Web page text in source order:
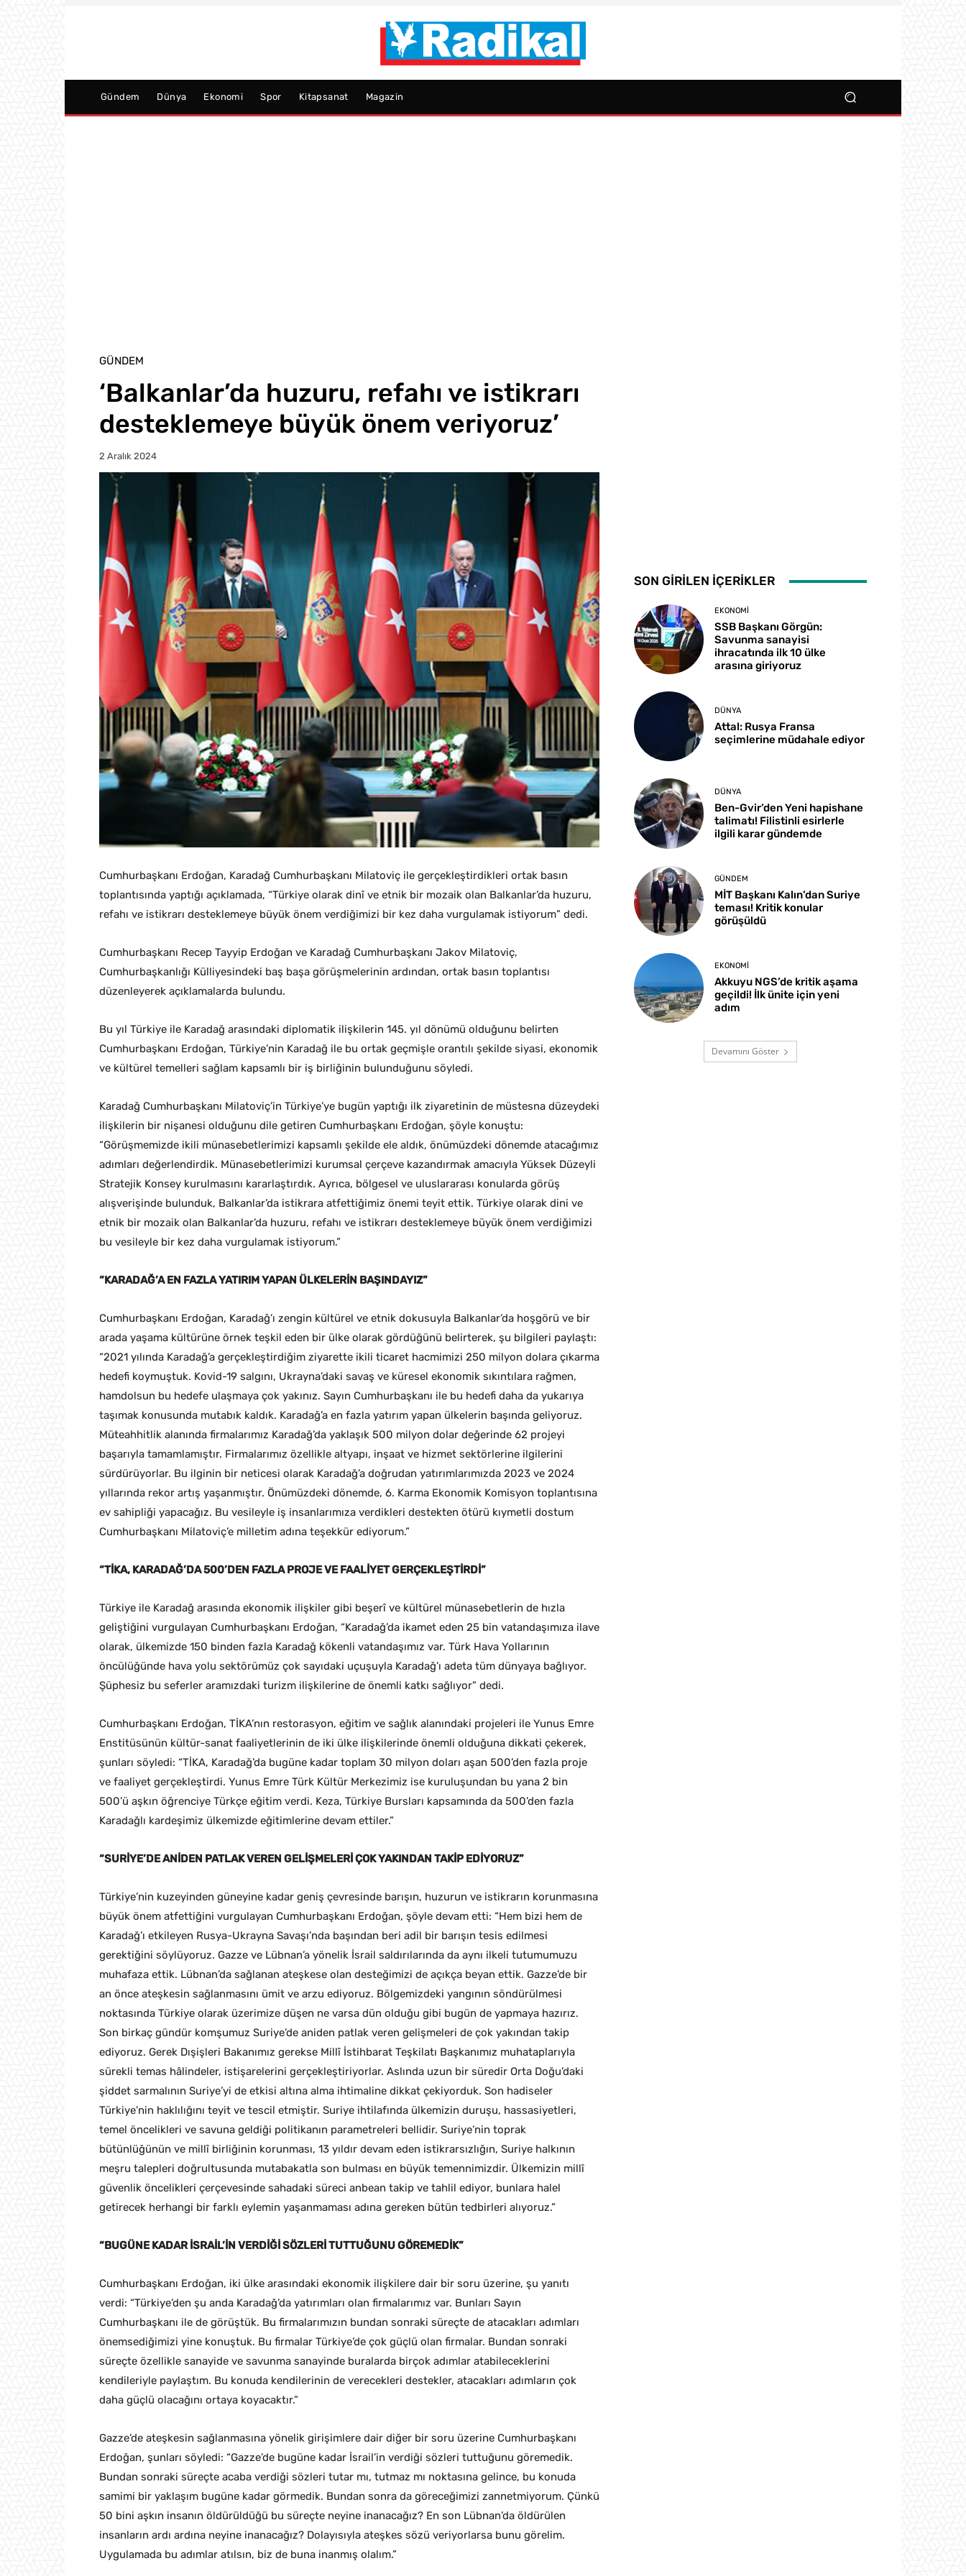
Gündem Dünya Ekonomi Spor Kitapsanat Magazin
GÜNDEM
‘Balkanlar’da huzuru, refahı ve istikrarı
desteklemeye büyük önem veriyoruz’
2 Aralık 2024
Cumhurbaşkanı Erdoğan, Karadağ Cumhurbaşkanı Milatoviç ile gerçekleştirdikleri ortak basın
toplantısında yaptığı açıklamada, “Türkiye olarak dinî ve etnik bir mozaik olan Balkanlar’da huzuru,
refahı ve istikrarı desteklemeye büyük önem verdiğimizi bir kez daha vurgulamak istiyorum” dedi.
Cumhurbaşkanı Recep Tayyip Erdoğan ve Karadağ Cumhurbaşkanı Jakov Milatoviç,
Cumhurbaşkanlığı Külliyesindeki baş başa görüşmelerinin ardından, ortak basın toplantısı
düzenleyerek açıklamalarda bulundu.
Bu yıl Türkiye ile Karadağ arasındaki diplomatik ilişkilerin 145. yıl dönümü olduğunu belirten
Cumhurbaşkanı Erdoğan, Türkiye’nin Karadağ ile bu ortak geçmişle orantılı şekilde siyasi, ekonomik
ve kültürel temelleri sağlam kapsamlı bir iş birliğinin bulunduğunu söyledi.
Karadağ Cumhurbaşkanı Milatoviç’in Türkiye’ye bugün yaptığı ilk ziyaretinin de müstesna düzeydeki
ilişkilerin bir nişanesi olduğunu dile getiren Cumhurbaşkanı Erdoğan, şöyle konuştu:
“Görüşmemizde ikili münasebetlerimizi kapsamlı şekilde ele aldık, önümüzdeki dönemde atacağımız
adımları değerlendirdik. Münasebetlerimizi kurumsal çerçeve kazandırmak amacıyla Yüksek Düzeyli
Stratejik Konsey kurulmasını kararlaştırdık. Ayrıca, bölgesel ve uluslararası konularda görüş
alışverişinde bulunduk, Balkanlar’da istikrara atfettiğimiz önemi teyit ettik. Türkiye olarak dini ve
etnik bir mozaik olan Balkanlar’da huzuru, refahı ve istikrarı desteklemeye büyük önem verdiğimizi
bu vesileyle bir kez daha vurgulamak istiyorum.”
“KARADAĞ’A EN FAZLA YATIRIM YAPAN ÜLKELERİN BAŞINDAYIZ”
Cumhurbaşkanı Erdoğan, Karadağ’ı zengin kültürel ve etnik dokusuyla Balkanlar’da hoşgörü ve bir
arada yaşama kültürüne örnek teşkil eden bir ülke olarak gördüğünü belirterek, şu bilgileri paylaştı:
“2021 yılında Karadağ’a gerçekleştirdiğim ziyarette ikili ticaret hacmimizi 250 milyon dolara çıkarma
hedefi koymuştuk. Kovid-19 salgını, Ukrayna’daki savaş ve küresel ekonomik sıkıntılara rağmen,
hamdolsun bu hedefe ulaşmaya çok yakınız. Sayın Cumhurbaşkanı ile bu hedefi daha da yukarıya
taşımak konusunda mutabık kaldık. Karadağ’a en fazla yatırım yapan ülkelerin başında geliyoruz.
Müteahhitlik alanında firmalarımız Karadağ’da yaklaşık 500 milyon dolar değerinde 62 projeyi
başarıyla tamamlamıştır. Firmalarımız özellikle altyapı, inşaat ve hizmet sektörlerine ilgilerini
sürdürüyorlar. Bu ilginin bir neticesi olarak Karadağ’a doğrudan yatırımlarımızda 2023 ve 2024
yıllarında rekor artış yaşanmıştır. Önümüzdeki dönemde, 6. Karma Ekonomik Komisyon toplantısına
ev sahipliği yapacağız. Bu vesileyle iş insanlarımıza verdikleri destekten ötürü kıymetli dostum
Cumhurbaşkanı Milatoviç’e milletim adına teşekkür ediyorum.”
“TİKA, KARADAĞ’DA 500’DEN FAZLA PROJE VE FAALİYET GERÇEKLEŞTİRDİ”
Türkiye ile Karadağ arasında ekonomik ilişkiler gibi beşerî ve kültürel münasebetlerin de hızla
geliştiğini vurgulayan Cumhurbaşkanı Erdoğan, “Karadağ’da ikamet eden 25 bin vatandaşımıza ilave
olarak, ülkemizde 150 binden fazla Karadağ kökenli vatandaşımız var. Türk Hava Yollarının
öncülüğünde hava yolu sektörümüz çok sayıdaki uçuşuyla Karadağ’ı adeta tüm dünyaya bağlıyor.
Şüphesiz bu seferler aramızdaki turizm ilişkilerine de önemli katkı sağlıyor” dedi.
Cumhurbaşkanı Erdoğan, TİKA’nın restorasyon, eğitim ve sağlık alanındaki projeleri ile Yunus Emre
Enstitüsünün kültür-sanat faaliyetlerinin de iki ülke ilişkilerinde önemli olduğuna dikkati çekerek,
şunları söyledi: “TİKA, Karadağ’da bugüne kadar toplam 30 milyon doları aşan 500’den fazla proje
ve faaliyet gerçekleştirdi. Yunus Emre Türk Kültür Merkezimiz ise kuruluşundan bu yana 2 bin
500’ü aşkın öğrenciye Türkçe eğitim verdi. Keza, Türkiye Bursları kapsamında da 500’den fazla
Karadağlı kardeşimiz ülkemizde eğitimlerine devam ettiler.”
“SURİYE’DE ANİDEN PATLAK VEREN GELİŞMELERİ ÇOK YAKINDAN TAKİP EDİYORUZ”
Türkiye’nin kuzeyinden güneyine kadar geniş çevresinde barışın, huzurun ve istikrarın korunmasına
büyük önem atfettiğini vurgulayan Cumhurbaşkanı Erdoğan, şöyle devam etti: “Hem bizi hem de
Karadağ’ı etkileyen Rusya-Ukrayna Savaşı’nda başından beri adil bir barışın tesis edilmesi
gerektiğini söylüyoruz. Gazze ve Lübnan’a yönelik İsrail saldırılarında da aynı ilkeli tutumumuzu
muhafaza ettik. Lübnan’da sağlanan ateşkese olan desteğimizi de açıkça beyan ettik. Gazze’de bir
an önce ateşkesin sağlanmasını ümit ve arzu ediyoruz. Bölgemizdeki yangının söndürülmesi
noktasında Türkiye olarak üzerimize düşen ne varsa dün olduğu gibi bugün de yapmaya hazırız.
Son birkaç gündür komşumuz Suriye’de aniden patlak veren gelişmeleri de çok yakından takip
ediyoruz. Gerek Dışişleri Bakanımız gerekse Millî İstihbarat Teşkilatı Başkanımız muhataplarıyla
sürekli temas hâlindeler, istişarelerini gerçekleştiriyorlar. Aslında uzun bir süredir Orta Doğu’daki
şiddet sarmalının Suriye’yi de etkisi altına alma ihtimaline dikkat çekiyorduk. Son hadiseler
Türkiye’nin haklılığını teyit ve tescil etmiştir. Suriye ihtilafında ülkemizin duruşu, hassasiyetleri,
temel öncelikleri ve savuna geldiği politikanın parametreleri bellidir. Suriye’nin toprak
bütünlüğünün ve millî birliğinin korunması, 13 yıldır devam eden istikrarsızlığın, Suriye halkının
meşru talepleri doğrultusunda mutabakatla son bulması en büyük temennimizdir. Ülkemizin millî
güvenlik öncelikleri çerçevesinde sahadaki süreci anbean takip ve tahlil ediyor, bunlara halel
getirecek herhangi bir farklı eylemin yaşanmaması adına gereken bütün tedbirleri alıyoruz.”
“BUGÜNE KADAR İSRAİL’İN VERDİĞİ SÖZLERİ TUTTUĞUNU GÖREMEDİK”
Cumhurbaşkanı Erdoğan, iki ülke arasındaki ekonomik ilişkilere dair bir soru üzerine, şu yanıtı
verdi: “Türkiye’den şu anda Karadağ’da yatırımları olan firmalarımız var. Bunları Sayın
Cumhurbaşkanı ile de görüştük. Bu firmalarımızın bundan sonraki süreçte de atacakları adımları
önemsediğimizi yine konuştuk. Bu firmalar Türkiye’de çok güçlü olan firmalar. Bundan sonraki
süreçte özellikle sanayide ve savunma sanayinde buralarda birçok adımlar atabileceklerini
kendileriyle paylaştım. Bu konuda kendilerinin de verecekleri destekler, atacakları adımların çok
daha güçlü olacağını ortaya koyacaktır.”
Gazze’de ateşkesin sağlanmasına yönelik girişimlere dair diğer bir soru üzerine Cumhurbaşkanı
Erdoğan, şunları söyledi: “Gazze’de bugüne kadar İsrail’in verdiği sözleri tuttuğunu göremedik.
Bundan sonraki süreçte acaba verdiği sözleri tutar mı, tutmaz mı noktasına gelince, bu konuda
samimi bir yaklaşım bugüne kadar görmedik. Bundan sonra da göreceğimizi zannetmiyorum. Çünkü
50 bini aşkın insanın öldürüldüğü bu süreçte neyine inanacağız? En son Lübnan’da öldürülen
insanların ardı ardına neyine inanacağız? Dolayısıyla ateşkes sözü veriyorlarsa bunu görelim.
Uygulamada bu adımlar atılsın, biz de buna inanmış olalım.”
SON GİRİLEN İÇERİKLER
EKONOMI
SSB Başkanı Görgün:
Savunma sanayisi
ihracatında ilk 10 ülke
arasına giriyoruz
DÜNYA
Attal: Rusya Fransa
seçimlerine müdahale ediyor
DÜNYA
Ben-Gvir’den Yeni hapishane
talimatı! Filistinli esirlerle
ilgili karar gündemde
GÜNDEM
MİT Başkanı Kalın’dan Suriye
teması! Kritik konular
görüşüldü
EKONOMI
Akkuyu NGS’de kritik aşama
geçildi! İlk ünite için yeni
adım
Devamını Göster